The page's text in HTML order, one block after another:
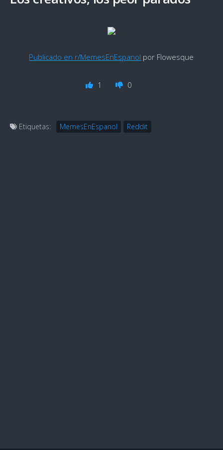
Publicado en r/MemesEnEspanol por Flowesque
1 0
Etiquetas: MemesEnEspanol Reddit